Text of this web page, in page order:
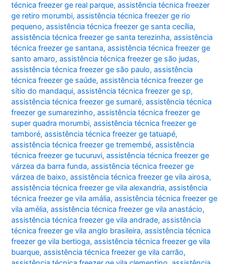
técnica freezer ge real parque,assistência técnica freezer
ge retiro morumbi,assistência técnica freezer ge rio
pequeno,assistência técnica freezer ge santa cecília,
assistência técnica freezer ge santa terezinha,assistência
técnica freezer ge santana,assistência técnica freezer ge
santo amaro,assistência técnica freezer ge são judas,
assistência técnica freezer ge são paulo,assistência
técnica freezer ge saúde,assistência técnica freezer ge
sítio do mandaqui,assistência técnica freezer ge sp,
assistência técnica freezer ge sumaré,assistência técnica
freezer ge sumarezinho,assistência técnica freezer ge
super quadra morumbi,assistência técnica freezer ge
tamboré,assistência técnica freezer ge tatuapé,
assistência técnica freezer ge tremembé,assistência
técnica freezer ge tucuruvi,assistência técnica freezer ge
várzea da barra funda,assistência técnica freezer ge
várzea de baixo,assistência técnica freezer ge vila airosa,
assistência técnica freezer ge vila alexandria,assistência
técnica freezer ge vila amália,assistência técnica freezer ge
vila amélia,assistência técnica freezer ge vila anastácio,
assistência técnica freezer ge vila andrade,assistência
técnica freezer ge vila anglo brasileira,assistência técnica
freezer ge vila bertioga,assistência técnica freezer ge vila
buarque,assistência técnica freezer ge vila carrão,